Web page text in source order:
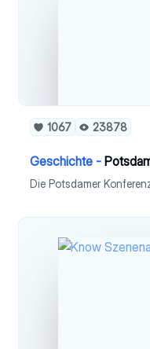
1067 23878
Geschichte -
Die Potsdamer